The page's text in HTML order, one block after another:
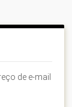
de e-mail